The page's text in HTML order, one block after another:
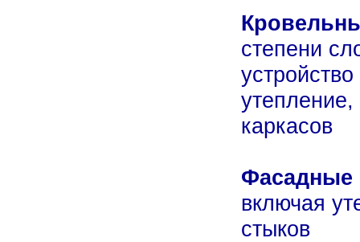
степени
утепление,
каркасов
Фасадные
включая
стыков